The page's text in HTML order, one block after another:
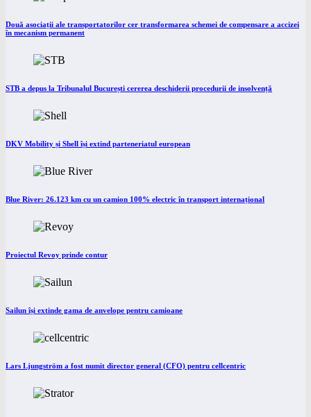
Două asociații ale transportatorilor cer transformarea schemei de compensare a accizei
în mecanism permanent
STB a depus la Tribunalul București cererea deschiderii procedurii de insolvență
DKV Mobility și Shell își extind parteneriatul european
Blue River: 26.123 km cu un camion 100% electric în transport internațional
Proiectul Revoy prinde contur
Sailun își extinde gama de anvelope pentru camioane
Lars Ljungström a fost numit director general (CFO) pentru cellcentric